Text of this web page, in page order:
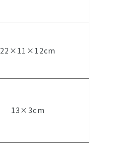
22×11×12cm
13×3cm